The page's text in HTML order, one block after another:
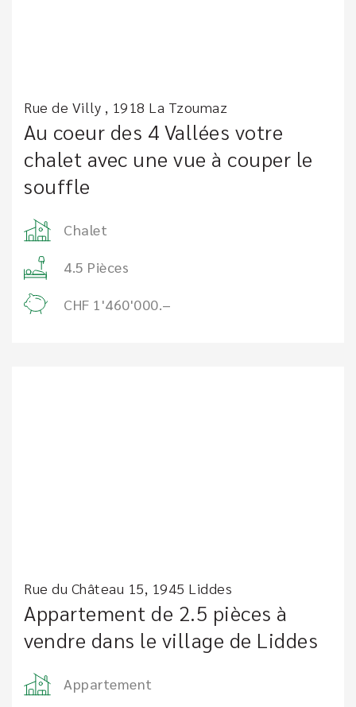
Rue de Villy , 1918 La Tzoumaz
Au coeur des 4 Vallées votre
chalet avec une vue à couper le
souffle
Chalet
4.5 Pièces
CHF 1'460'000.–
Rue du Château 15, 1945 Liddes
Appartement de 2.5 pièces à
vendre dans le village de Liddes
Appartement